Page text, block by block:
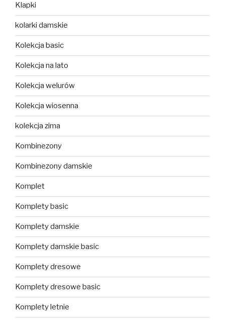
Klapki
kolarki damskie
Kolekcja basic
Kolekcja na lato
Kolekcja welurów
Kolekcja wiosenna
kolekcja zima
Kombinezony
Kombinezony damskie
Komplet
Komplety basic
Komplety damskie
Komplety damskie basic
Komplety dresowe
Komplety dresowe basic
Komplety letnie